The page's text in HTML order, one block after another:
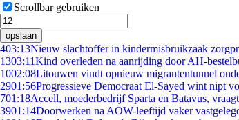
Scrollbar gebruiken
opslaan
403:13Nieuw slachtoffer in kindermisbruikzaak
1303:11Kind overleden na aanrijding door AH-
1002:08Litouwen vindt opnieuw migrantentunnel
2901:56Progressieve Democraat El-Sayed wint nipt
701:18Accell, moederbedrijf Sparta en Batavus,
3901:14Doorwerken na AOW-leeftijd vaker